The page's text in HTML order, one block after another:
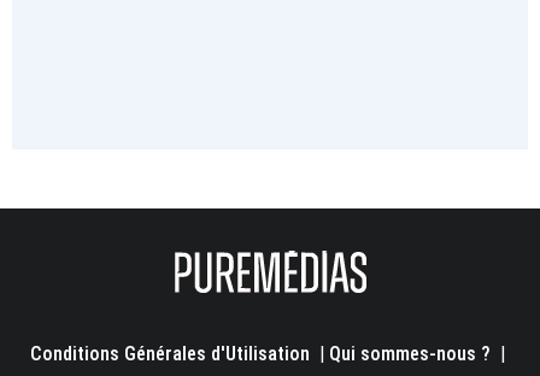
Conditions Générales d'Utilisation | Qui sommes-nous ? |